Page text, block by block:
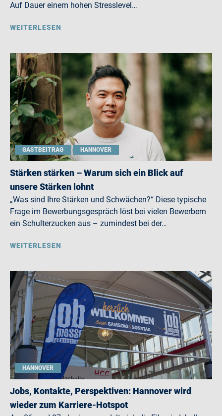
Auf Dauer einem hohen Stresslevel…
WEITERLESEN
GASTBEITRAG HANNOVER
Stärken stärken – Warum sich ein Blick auf
unsere Stärken lohnt
„Was sind Ihre Stärken und Schwächen?“ Diese typische
Frage im Bewerbungsgespräch löst bei vielen Bewerbern
ein Schulterzucken aus – zumindest bei der…
WEITERLESEN
HANNOVER
Jobs, Kontakte, Perspektiven: Hannover wird
wieder zum Karriere-Hotspot